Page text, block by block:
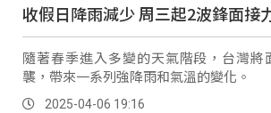
收假日降雨減少 周三起2波鋒面接
隨著春季進入多變的天氣階段，台灣將
襲，帶來一系列強降雨和氣溫的變化。
2025-04-06 19:16